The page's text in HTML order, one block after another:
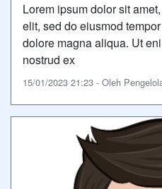
Lorem ipsum dolor sit
elit, sed do eiusmod
dolore magna aliqua. Ut
nostrud ex
15/01/2023 21:23 - Oleh